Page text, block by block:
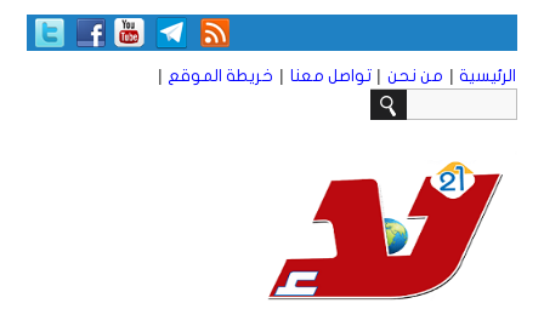
الرئيسية | من نحن | تواصل معنا | خريطة الموقع |